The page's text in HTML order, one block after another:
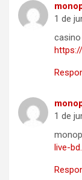
1 de
1 de
live-